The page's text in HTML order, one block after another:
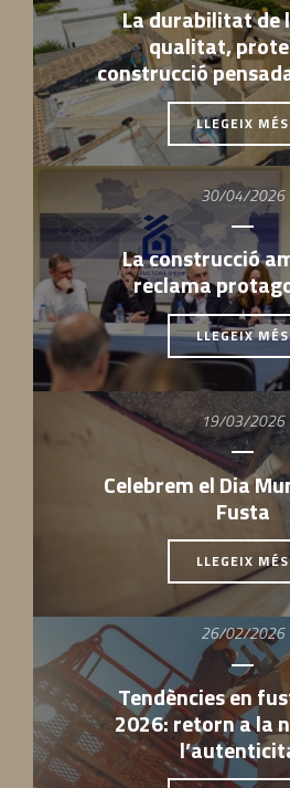
La durabilitat de
qualitat,
construcció
LLEGEIX MÉS
30/04/2026
La construcció
reclama
LLEGEIX MÉS
19/03/2026
Celebrem el Dia
Fusta
LLEGEIX MÉS
26/02/2026
Tendències en
2026: retorn a la